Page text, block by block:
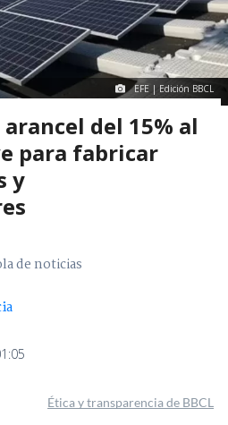
EFE | Edición BBCL
del 15% al
para fabricar
y
de noticias
Ética y transparencia de BBCL